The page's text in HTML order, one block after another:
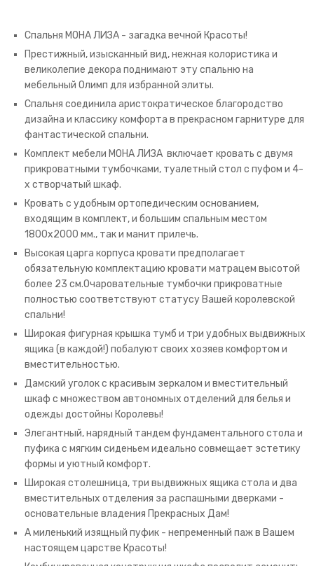
Спальня МОНА ЛИЗА - загадка вечной Красоты!
Престижный, изысканный вид, нежная колористика и
великолепие декора поднимают эту спальню на
мебельный Олимп для избранной элиты.
Спальня соединила аристократическое благородство
дизайна и классику комфорта в прекрасном гарнитуре для
фантастической спальни.
Комплект мебели МОНА ЛИЗА включает кровать с двумя
прикроватными тумбочками, туалетный стол с пуфом и 4-
х створчатый шкаф.
Кровать с удобным ортопедическим основанием,
входящим в комплект, и большим спальным местом
1800х2000 мм., так и манит прилечь.
Высокая царга корпуса кровати предполагает
обязательную комплектацию кровати матрацем высотой
более 23 см.Очаровательные тумбочки прикроватные
полностью соответствуют статусу Вашей королевской
спальни!
Широкая фигурная крышка тумб и три удобных выдвижных
ящика (в каждой!) побалуют своих хозяев комфортом и
вместительностью.
Дамский уголок с красивым зеркалом и вместительный
шкаф с множеством автономных отделений для белья и
одежды достойны Королевы!
Элегантный, нарядный тандем фундаментального стола и
пуфика с мягким сиденьем идеально совмещает эстетику
формы и уютный комфорт.
Широкая столешница, три выдвижных ящика стола и два
вместительных отделения за распашными дверками -
основательные владения Прекрасных Дам!
А миленький изящный пуфик - непременный паж в Вашем
настоящем царстве Красоты!